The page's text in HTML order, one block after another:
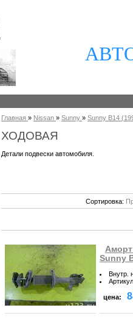
Главная » Nissan » Sunny » Sunny B14
ХОДОВАЯ
Детали подвески автомобиля.
Сортировка:
Sunny
Внутр.
Артикул
цена: